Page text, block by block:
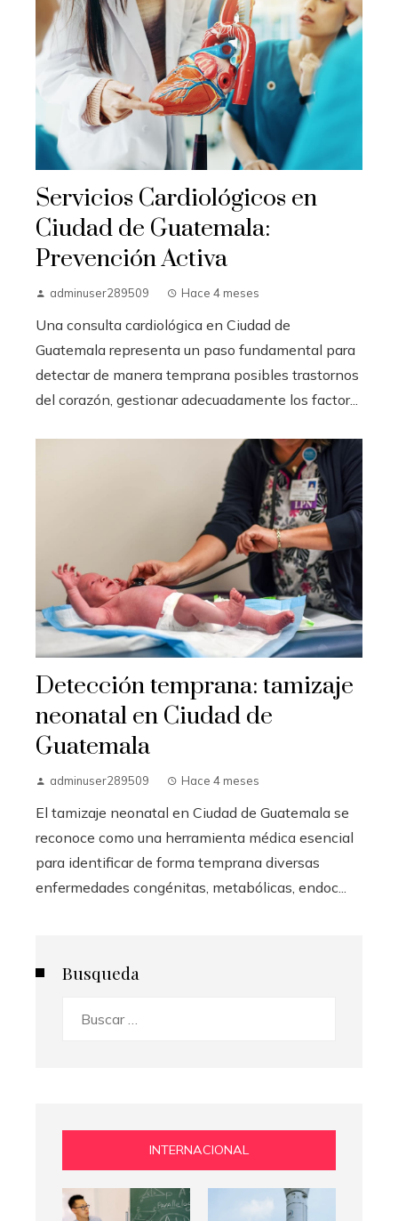
Servicios Cardiológicos en
Ciudad de Guatemala:
Prevención Activa
adminuser289509 Hace 4 meses
Una consulta cardiológica en Ciudad de
Guatemala representa un paso fundamental para
detectar de manera temprana posibles trastornos
del corazón, gestionar adecuadamente los factor...
Detección temprana: tamizaje
neonatal en Ciudad de
Guatemala
adminuser289509 Hace 4 meses
El tamizaje neonatal en Ciudad de Guatemala se
reconoce como una herramienta médica esencial
para identificar de forma temprana diversas
enfermedades congénitas, metabólicas, endoc...
Busqueda
INTERNACIONAL